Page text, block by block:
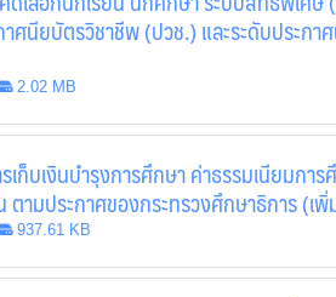
าศนียบัตรวิชาชีพ (ปวช.) และระดับประก
2.02 MB
ก็บเงินบำรุงการศึกษา ค่าธรรมเนียมการ
ตามประกาศของกระทรวงศึกษาธิการ (เพิ่
937.61 KB